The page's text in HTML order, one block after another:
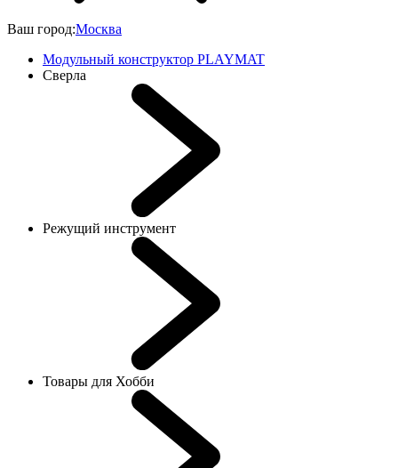
Ваш город:Москва
Модульный конструктор PLAYMAT
Сверла
Режущий инструмент
Товары для Хобби